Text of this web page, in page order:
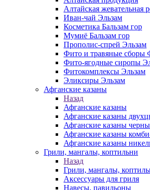
Алтайская жевательная
Иван-чай Эльзам
Косметика Бальзам гор
Мумиё Бальзам гор
Прополис-спрей Эльзам
Фито и травяные сборы
Фито-ягодные сиропы
Фитокомплексы Эльзам
Эликсиры Эльзам
Афганские казаны
Назад
Афганские казаны
Афганские казаны
Афганские казаны
Афганские казаны
Афганские казаны
Грили, мангалы, коптильни
Назад
Грили, мангалы,
Аксессуары для гриля
Навесы, павильоны